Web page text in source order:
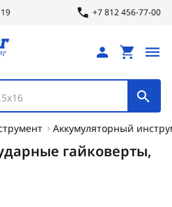
+7 812 456-77-00
Аккумуляторный
гайковерты,